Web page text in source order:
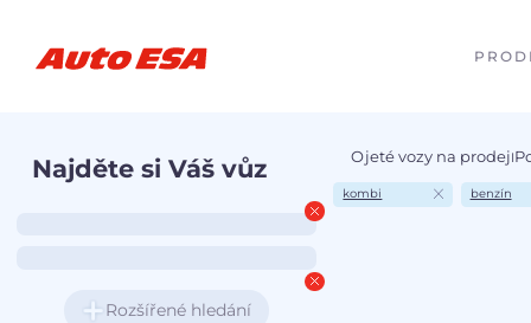
Najděte si Váš vůz
Rozšířené hledání
Ojeté vozy na prodejI
kombi benzín